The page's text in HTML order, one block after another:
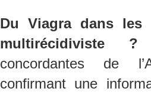
Du Viagra dans les
multirécidiviste ?
concordantes de
confirmant une